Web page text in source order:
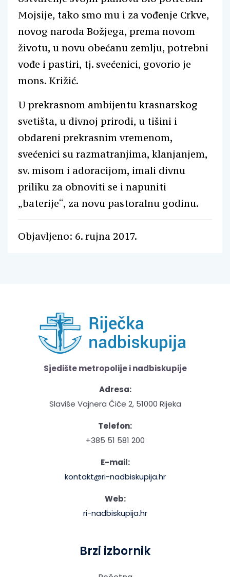
Mojsije, tako smo mu i za vođenje Crkve,
novog naroda Božjega, prema novom
životu, u novu obećanu zemlju, potrebni
vođe i pastiri, tj. svećenici, govorio je
mons. Križić.
U prekrasnom ambijentu krasnarskog
svetišta, u divnoj prirodi, u tišini i
obdareni prekrasnim vremenom,
svećenici su razmatranjima, klanjanjem,
sv. misom i adoracijom, imali divnu
priliku za obnoviti se i napuniti
„baterije“, za novu pastoralnu godinu.
Objavljeno: 6. rujna 2017.
Sjedište metropolije i nadbiskupije
Adresa:
Slaviše Vajnera Čiče 2, 51000 Rijeka
Telefon:
+385 51 581 200
E-mail:
kontakt@ri-nadbiskupija.hr
Web:
ri-nadbiskupija.hr
Brzi izbornik